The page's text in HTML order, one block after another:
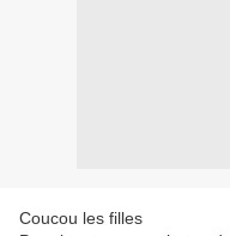
Coucou les filles